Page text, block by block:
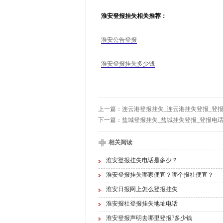
淮安登报挂失相关推荐：
淮安公告登报
淮安登报挂失多少钱
上一篇： 连云港登报挂失_连云港挂失登报_登
下一篇： 盐城登报挂失_盐城挂失登报_登报电话
相关阅读
淮安登报挂失电话是多少？
淮安登报挂失哪家便宜？哪个报社便宜？
淮安日报网上怎么登报挂失
淮安报社登报挂失地址电话
淮安登报声明去哪里登报?多少钱